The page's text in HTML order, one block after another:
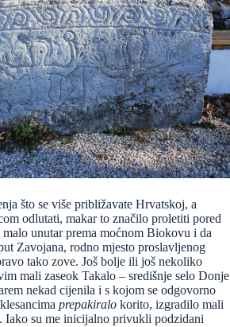
što se više približavate Hrvatskoj, a
odlutati, makar to značilo proletiti pored
malo unutar prema moćnom Biokovu i da
Zavojana, rodno mjesto proslavljenog
tako zove. Još bolje ili još nekoliko
mali zaseok Takalo – središnje selo Donje
nekad cijenila i s kojom se odgovorno
prepakiralo korito, izgradilo mali
Iako su me inicijalno privukli podzidani